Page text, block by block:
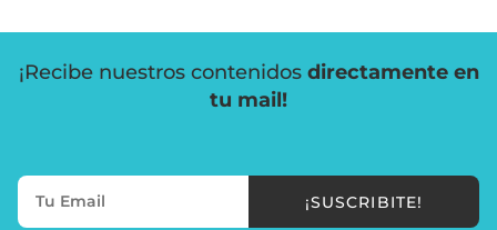
¡Recibe nuestros contenidos directamente en
tu mail!
¡SUSCRIBITE!